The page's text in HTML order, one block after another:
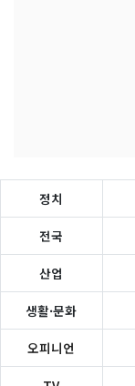
정치
전국
산업
생활·문화
오피니언